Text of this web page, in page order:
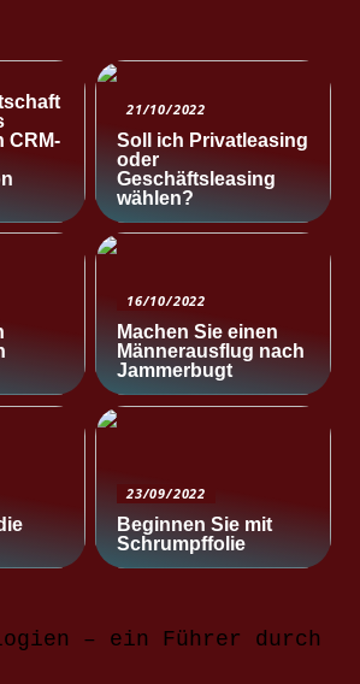
CRM-
21/10/2022
Soll ich Privatleasing
oder
Geschäftsleasing
wählen?
16/10/2022
Machen Sie einen
Männerausflug nach
Jammerbugt
23/09/2022
Beginnen Sie mit
Schrumpffolie
– ein Führer durch